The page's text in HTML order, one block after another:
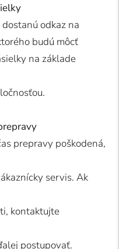
odkaz na
budú môcť
na základe
prepravy poškodená,
servis. Ak
kontaktujte
postupovať.